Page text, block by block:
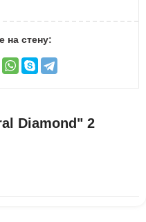
на стену:
Diamond" 2